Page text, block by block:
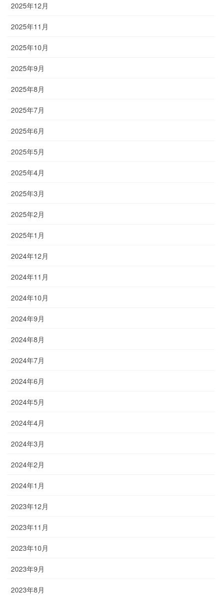
2025年12月
2025年11月
2025年10月
2025年9月
2025年8月
2025年7月
2025年6月
2025年5月
2025年4月
2025年3月
2025年2月
2025年1月
2024年12月
2024年11月
2024年10月
2024年9月
2024年8月
2024年7月
2024年6月
2024年5月
2024年4月
2024年3月
2024年2月
2024年1月
2023年12月
2023年11月
2023年10月
2023年9月
2023年8月